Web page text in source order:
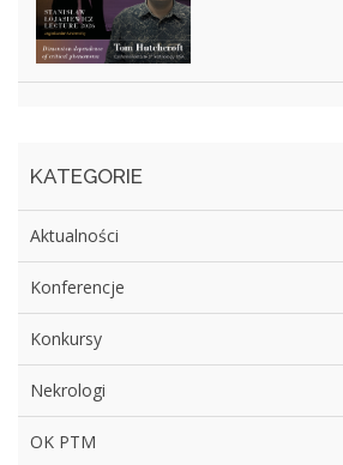
KATEGORIE
Aktualności
Konferencje
Konkursy
Nekrologi
OK PTM